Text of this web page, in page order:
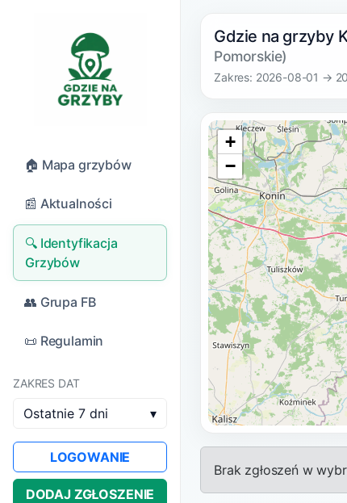
🏠 Mapa grzybów
📰 Aktualności
🔍 Identyfikacja
Grzybów
👥 Grupa FB
📜 Regulamin
ZAKRES DAT
Ostatnie 7 dni ▾
LOGOWANIE
DODAJ ZGŁOSZENIE
Gdzie na grzyby
Pomorskie)
Zakres: 2026-08-01 →
+
−
Brak zgłoszeń w